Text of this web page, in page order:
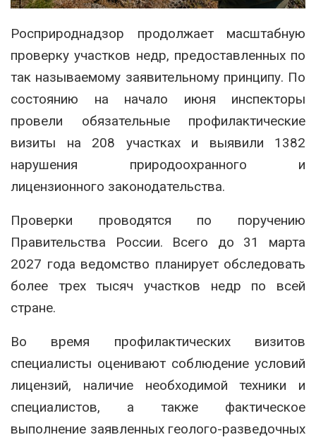
Росприроднадзор продолжает масштабную
проверку участков недр, предоставленных по
так называемому заявительному принципу. По
состоянию на начало июня инспекторы
провели обязательные профилактические
визиты на 208 участках и выявили 1382
нарушения природоохранного и
лицензионного законодательства.
Проверки проводятся по поручению
Правительства России. Всего до 31 марта
2027 года ведомство планирует обследовать
более трех тысяч участков недр по всей
стране.
Во время профилактических визитов
специалисты оценивают соблюдение условий
лицензий, наличие необходимой техники и
специалистов, а также фактическое
выполнение заявленных геолого-разведочных